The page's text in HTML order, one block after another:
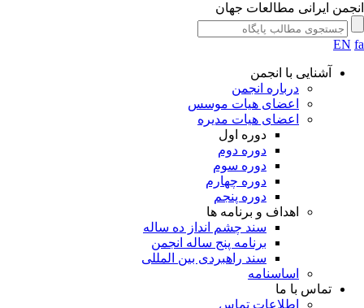
ایرانی مطالعات جهان
EN
آشنایی با انجمن
درباره انجمن
اعضای هیات موسس
اعضای هیات مدیره
دوره اول
دوره دوم
دوره سوم
دوره چهارم
دوره پنجم
اهداف و برنامه ها
سند چشم انداز ده ساله
برنامه پنج ساله انجمن
سند راهبردی بین المللی
اساسنامه
تماس با ما
اطلاعات تماس